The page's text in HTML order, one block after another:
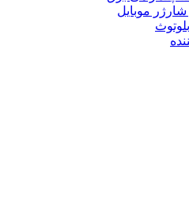
شارژر موبایل